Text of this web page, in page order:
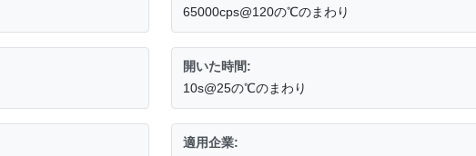
65000cps@120の℃のまわり
開いた時間:
10s@25の℃のまわり
適用企業: